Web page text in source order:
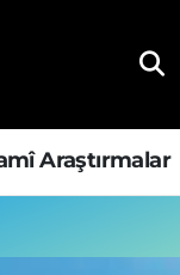
Araştırmalar